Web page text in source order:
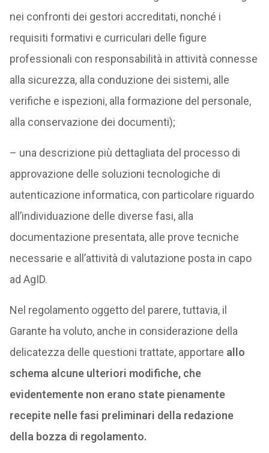
nei confronti dei gestori accreditati, nonché i
requisiti formativi e curriculari delle figure
professionali con responsabilità in attività connesse
alla sicurezza, alla conduzione dei sistemi, alle
verifiche e ispezioni, alla formazione del personale,
alla conservazione dei documenti);
– una descrizione più dettagliata del processo di
approvazione delle soluzioni tecnologiche di
autenticazione informatica, con particolare riguardo
all’individuazione delle diverse fasi, alla
documentazione presentata, alle prove tecniche
necessarie e all’attività di valutazione posta in capo
ad AgID.
Nel regolamento oggetto del parere, tuttavia, il
Garante ha voluto, anche in considerazione della
delicatezza delle questioni trattate, apportare allo
schema alcune ulteriori modifiche, che
evidentemente non erano state pienamente
recepite nelle fasi preliminari della redazione
della bozza di regolamento.